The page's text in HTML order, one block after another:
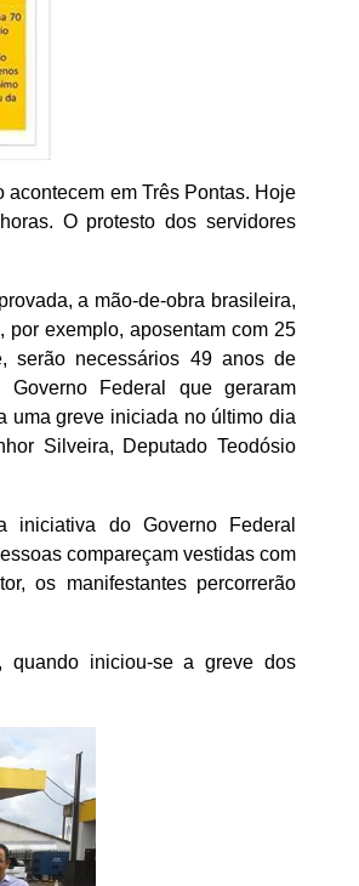
em Três Pontas. Hoje
O protesto dos servidores
a mão-de-obra brasileira,
por exemplo, aposentam com 25
serão necessários 49 anos de
Federal que geraram
uma greve iniciada no último dia
Silveira, Deputado Teodósio
iniciativa do Governo Federal
compareçam vestidas com
os manifestantes percorrerão
quando iniciou-se a greve dos